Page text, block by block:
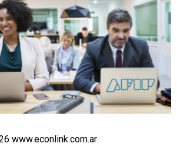
www.econlink.com.ar